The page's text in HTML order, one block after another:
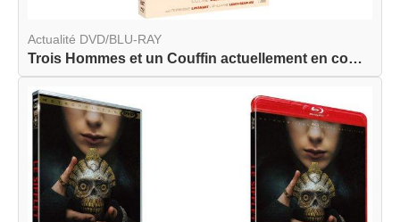
Actualité DVD/BLU-RAY
Trois Hommes et un Couffin actuellement en combo...